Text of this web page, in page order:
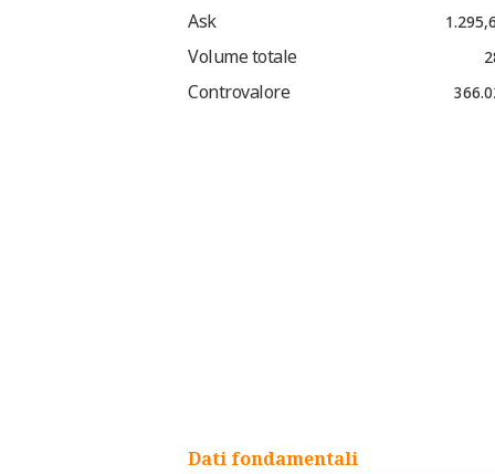
Ask
Volume totale
Controvalore
Dati fondamentali